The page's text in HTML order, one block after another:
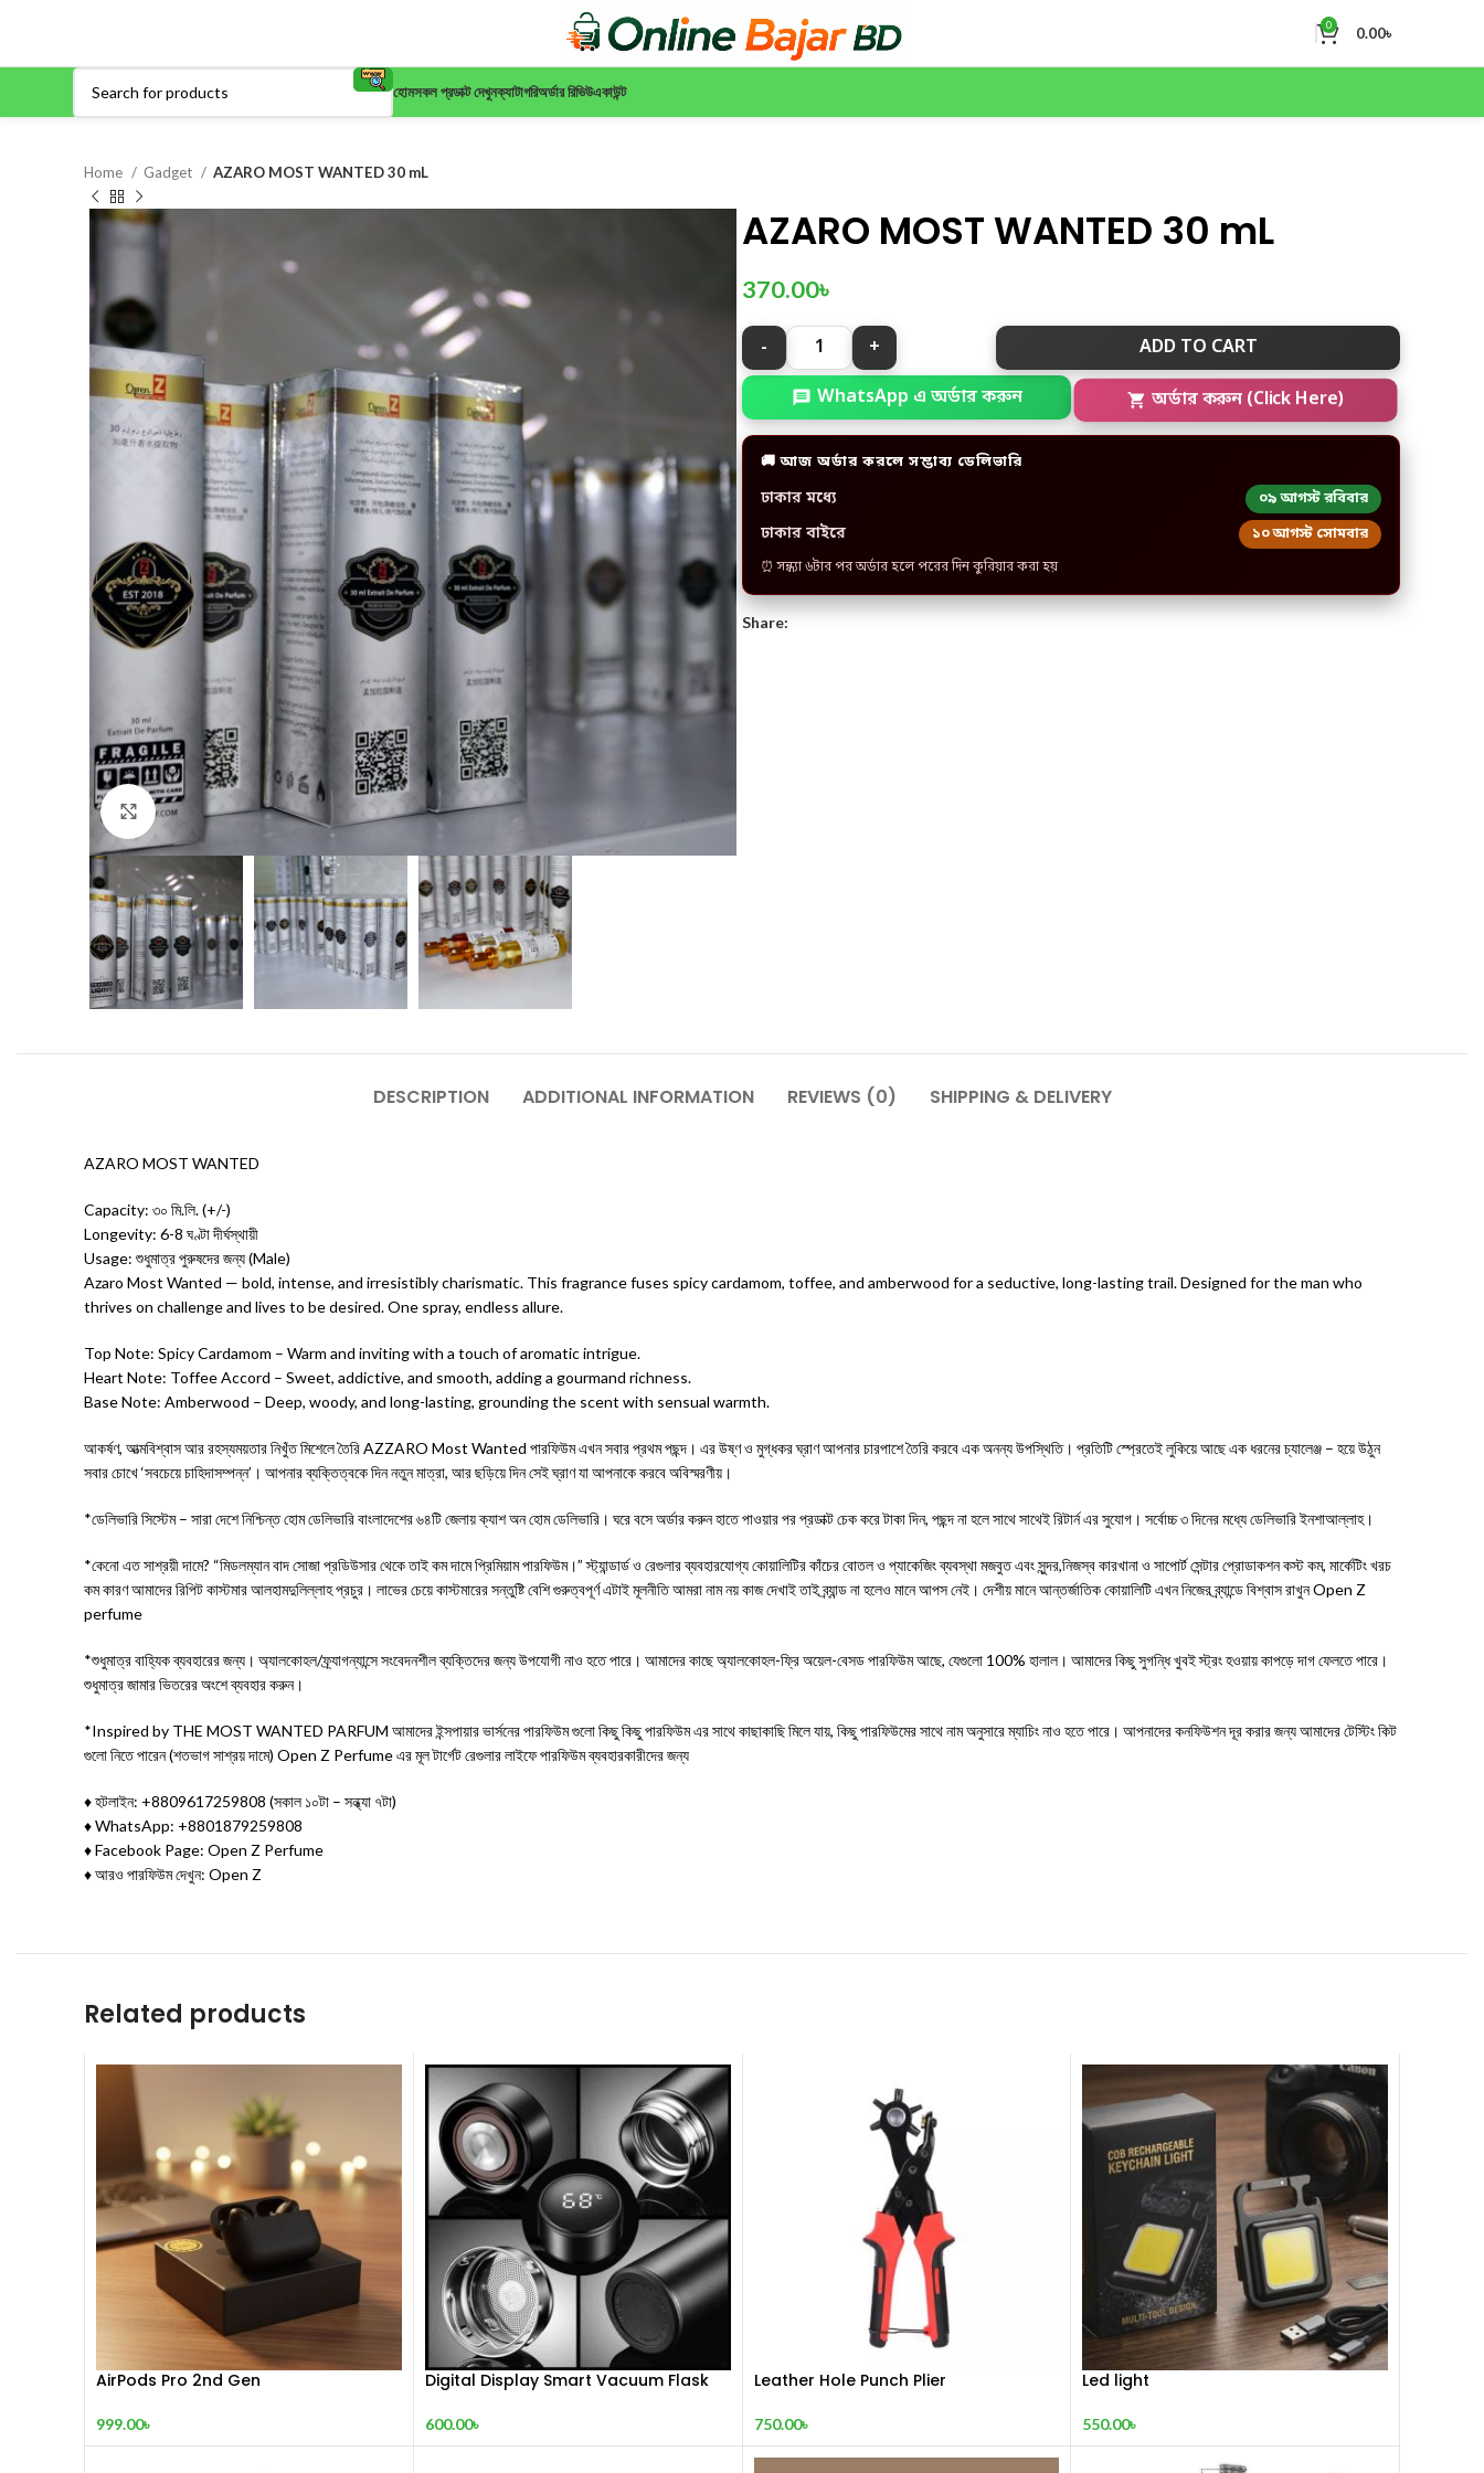
0 0.00৳
হোমসকল প্রডাক্ট দেখুনক্যাটাগরিঅর্ডার রিভিউএকাউন্ট
Home Gadget AZARO MOST WANTED 30 mL
Click to enlarge
AZARO MOST WANTED 30 mL
370.00৳
ADD TO CART
WhatsApp এ অর্ডার করুন অর্ডার করুন (Click Here)
🚚 আজ অর্ডার করলে সম্ভাব্য ডেলিভারি
ঢাকার মধ্যে ০৯ আগস্ট রবিবার
ঢাকার বাইরে ১০ আগস্ট সোমবার
⏰ সন্ধ্যা ৬টার পর অর্ডার হলে পরের দিন কুরিয়ার করা হয়
Share:
DESCRIPTION ADDITIONAL INFORMATION REVIEWS (0) SHIPPING & DELIVERY
AZARO MOST WANTED
Capacity: ৩০ মি.লি. (+/-)
Longevity: 6-8 ঘণ্টা দীর্ঘস্থায়ী
Usage: শুধুমাত্র পুরুষদের জন্য (Male)
Azaro Most Wanted — bold, intense, and irresistibly charismatic. This fragrance fuses spicy cardamom, toffee, and amberwood for a seductive, long-lasting trail. Designed for the man who
thrives on challenge and lives to be desired. One spray, endless allure.
Top Note: Spicy Cardamom – Warm and inviting with a touch of aromatic intrigue.
Heart Note: Toffee Accord – Sweet, addictive, and smooth, adding a gourmand richness.
Base Note: Amberwood – Deep, woody, and long-lasting, grounding the scent with sensual warmth.
আকর্ষণ, আত্মবিশ্বাস আর রহস্যময়তার নিখুঁত মিশেলে তৈরি AZZARO Most Wanted পারফিউম এখন সবার প্রথম পছন্দ। এর উষ্ণ ও মুগ্ধকর ঘ্রাণ আপনার চারপাশে তৈরি করবে এক অনন্য উপস্থিতি। প্রতিটি স্প্রেতেই লুকিয়ে আছে এক ধরনের চ্যালেঞ্জ – হয়ে উঠুন
সবার চোখে ‘সবচেয়ে চাহিদাসম্পন্ন’। আপনার ব্যক্তিত্বকে দিন নতুন মাত্রা, আর ছড়িয়ে দিন সেই ঘ্রাণ যা আপনাকে করবে অবিস্মরণীয়।
*ডেলিভারি সিস্টেম – সারা দেশে নিশ্চিন্ত হোম ডেলিভারি বাংলাদেশের ৬৪টি জেলায় ক্যাশ অন হোম ডেলিভারি। ঘরে বসে অর্ডার করুন হাতে পাওয়ার পর প্রডাক্ট চেক করে টাকা দিন, পছন্দ না হলে সাথে সাথেই রিটার্ন এর সুযোগ। সর্বোচ্চ ৩ দিনের মধ্যে ডেলিভারি ইনশাআল্লাহ।
*কেনো এত সাশ্রয়ী দামে? “মিডলম্যান বাদ সোজা প্রডিউসার থেকে তাই কম দামে প্রিমিয়াম পারফিউম।” স্ট্যান্ডার্ড ও রেগুলার ব্যবহারযোগ্য কোয়ালিটির কাঁচের বোতল ও প্যাকেজিং ব্যবস্থা মজবুত এবং সুন্দর,নিজস্ব কারখানা ও সাপোর্ট সেন্টার প্রোডাকশন কস্ট কম, মার্কেটিং খরচ
কম কারণ আমাদের রিপিট কাস্টমার আলহামদুলিল্লাহ প্রচুর। লাভের চেয়ে কাস্টমারের সন্তুষ্টি বেশি গুরুত্বপূর্ণ এটাই মূলনীতি আমরা নাম নয় কাজ দেখাই তাই ব্র্যান্ড না হলেও মানে আপস নেই। দেশীয় মানে আন্তর্জাতিক কোয়ালিটি এখন নিজের ব্র্যান্ডে বিশ্বাস রাখুন Open Z
perfume
*শুধুমাত্র বাহ্যিক ব্যবহারের জন্য। অ্যালকোহল/ফ্র্যাগন্যান্সে সংবেদনশীল ব্যক্তিদের জন্য উপযোগী নাও হতে পারে। আমাদের কাছে অ্যালকোহল-ফ্রি অয়েল-বেসড পারফিউম আছে, যেগুলো 100% হালাল। আমাদের কিছু সুগন্ধি খুবই স্ট্রং হওয়ায় কাপড়ে দাগ ফেলতে পারে।
শুধুমাত্র জামার ভিতরের অংশে ব্যবহার করুন।
*Inspired by THE MOST WANTED PARFUM আমাদের ইন্সপায়ার ভার্সনের পারফিউম গুলো কিছু কিছু পারফিউম এর সাথে কাছাকাছি মিলে যায়, কিছু পারফিউমের সাথে নাম অনুসারে ম্যাচিং নাও হতে পারে। আপনাদের কনফিউশন দূর করার জন্য আমাদের টেস্টিং কিট
গুলো নিতে পারেন (শতভাগ সাশ্রয় দামে) Open Z Perfume এর মূল টার্গেট রেগুলার লাইফে পারফিউম ব্যবহারকারীদের জন্য
♦ হটলাইন: +8809617259808 (সকাল ১০টা – সন্ধ্যা ৭টা)
♦ WhatsApp: +8801879259808
♦ Facebook Page: Open Z Perfume
♦ আরও পারফিউম দেখুন: Open Z
Related products
AirPods Pro 2nd Gen
999.00৳
Digital Display Smart Vacuum Flask
600.00৳
Leather Hole Punch Plier
750.00৳
Led light
550.00৳